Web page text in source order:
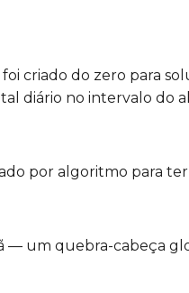
criado do zero para
diário no intervalo
por algoritmo para
— um quebra-cabeça